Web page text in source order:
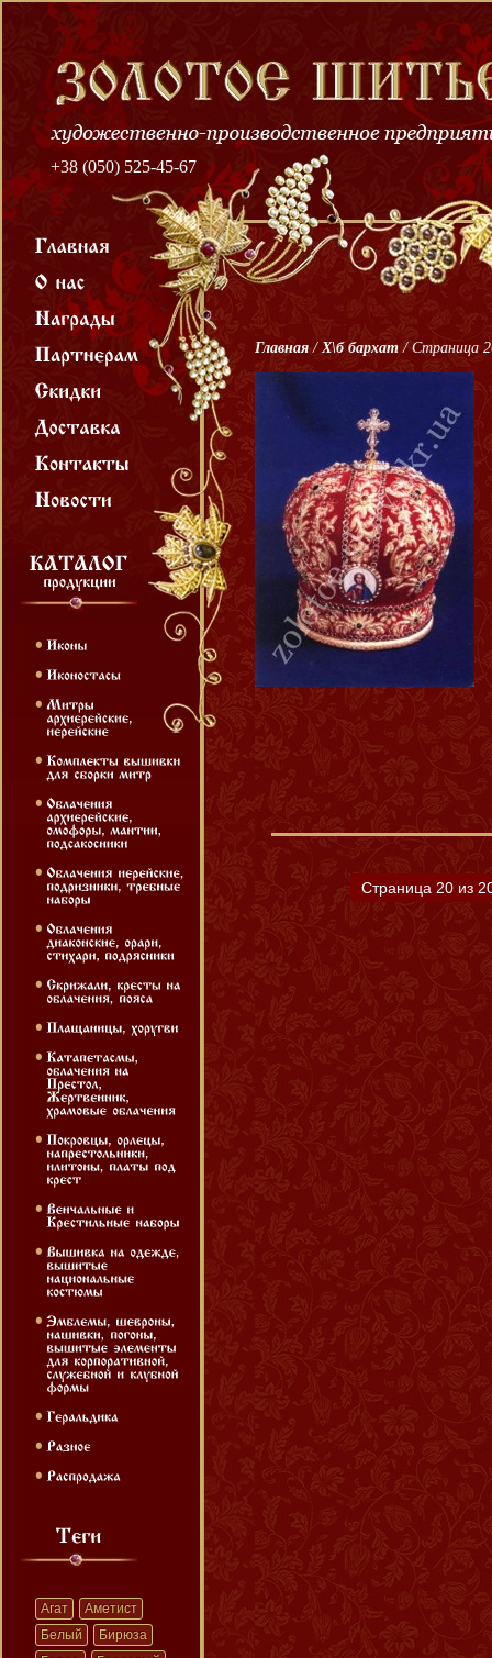
+38 (050) 525-45-67
Агат
Аметист
Белый
Бирюза
Главная /Х\б бархат / Страница
Страница 20 из